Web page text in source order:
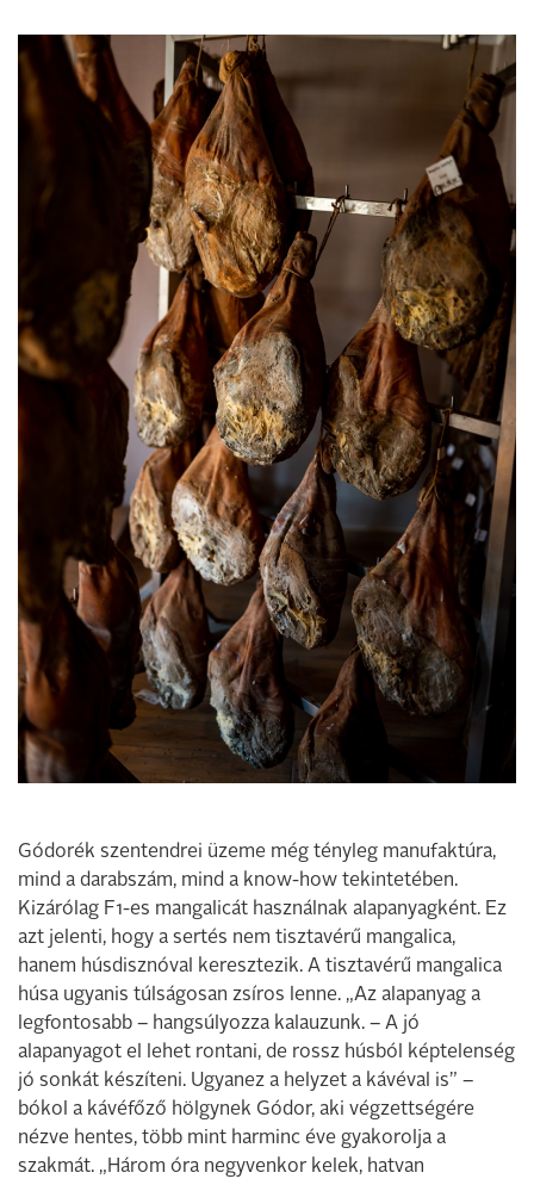
Gódorék szentendrei üzeme még tényleg manufaktúra,
mind a darabszám, mind a know-how tekintetében.
Kizárólag F1-es mangalicát használnak alapanyagként. Ez
azt jelenti, hogy a sertés nem tisztavérű mangalica,
hanem húsdisznóval keresztezik. A tisztavérű mangalica
húsa ­ugyanis túlságosan zsíros lenne. „Az alapanyag a
legfontosabb – hangsúlyozza kalauzunk. – A jó
alapanyagot el lehet rontani, de rossz húsból képtelenség
jó sonkát készíteni. Ugyanez a helyzet a kávéval is” –
bókol a kávéfőző hölgynek Gódor, aki végzettségére
nézve hentes, több mint harminc éve gyakorolja a
szakmát. „Három óra negyvenkor kelek, hatvan